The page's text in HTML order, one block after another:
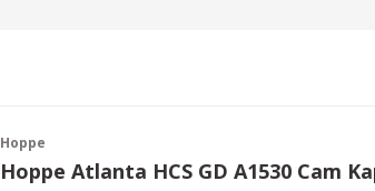
Hoppe
Hoppe Atlanta HCS GD A1530 Cam